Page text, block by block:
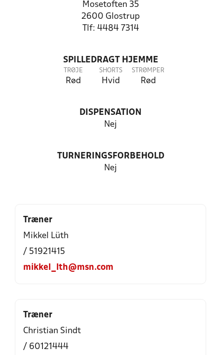
Mosetoften 35
2600 Glostrup
Tlf: 4484 7314
SPILLEDRAGT HJEMME
TRØJE
Rød
SHORTS
Hvid
STRØMPER
Rød
DISPENSATION
Nej
TURNERINGSFORBEHOLD
Nej
Træner
Mikkel Lüth
/ 51921415
mikkel_lth@msn.com
Træner
Christian Sindt
/ 60121444